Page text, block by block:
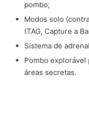
pombo;
Modos solo
(TAG, Capture a
Sistema de
Pombo
áreas secretas.